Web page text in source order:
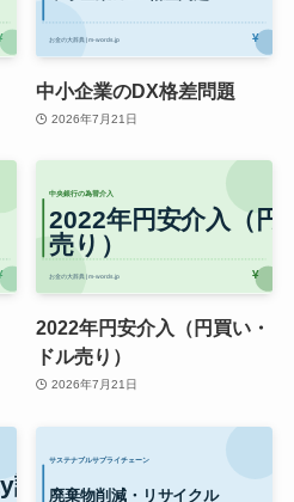
中小企業のDX格差問題
2026年7月21日
2022年円安介入（円買い・
ドル売り）
2026年7月21日